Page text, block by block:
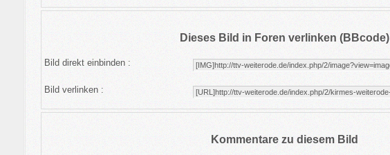
Dieses Bild in Foren verlinken (BBcode)
Bild direkt einbinden :
Bild verlinken :
Kommentare zu diesem Bild